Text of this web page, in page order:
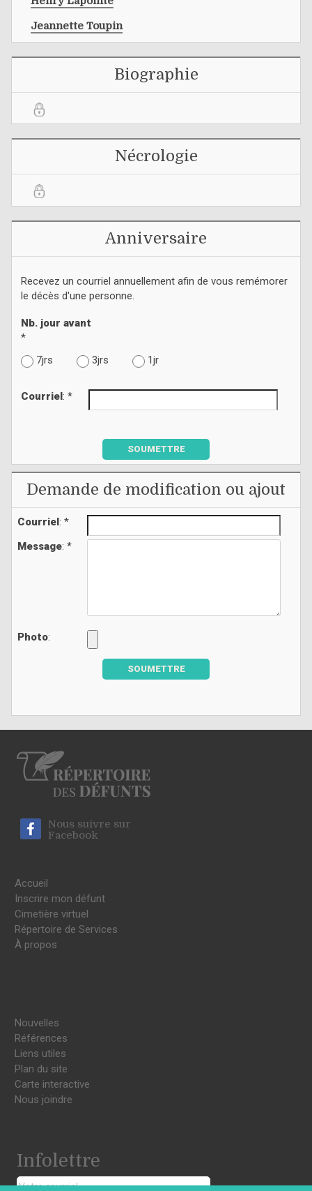
Jeannette Toupin
Biographie
Nécrologie
Anniversaire
Recevez un courriel annuellement afin de vous remémorer
le décès d'une personne.
Nb. jour avant
*
7jrs
3jrs 1jr
Courriel : *
SOUMETTRE
Demande de modification ou ajout
Courriel: *
Message: *
Photo:
SOUMETTRE
Nous suivre sur
Facebook
Accueil
Inscrire mon défunt
Cimetière virtuel
Répertoire de Services
À propos
Nouvelles
Références
Liens utiles
Plan du site
Carte interactive
Nous joindre
Infolettre